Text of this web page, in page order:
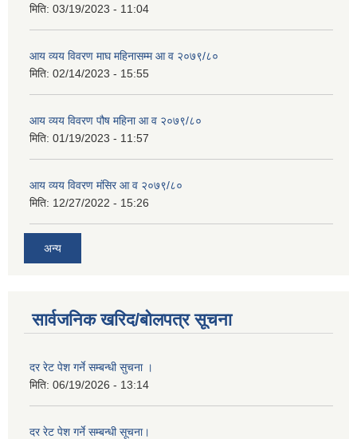
मिति: 03/19/2023 - 11:04
आय व्यय विवरण माघ महिनासम्म आ व २०७९/८०
मिति: 02/14/2023 - 15:55
आय व्यय विवरण पौष महिना आ व २०७९/८०
मिति: 01/19/2023 - 11:57
आय व्यय विवरण मंसिर आ व २०७९/८०
मिति: 12/27/2022 - 15:26
अन्य
सार्वजनिक खरिद/बोलपत्र सूचना
दर रेट पेश गर्ने सम्बन्धी सुचना ।
मिति: 06/19/2026 - 13:14
दर रेट पेश गर्ने सम्बन्धी सूचना।